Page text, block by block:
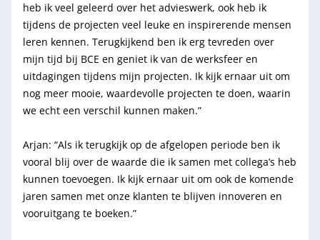
heb ik veel geleerd over het advieswerk, ook heb ik
tijdens de projecten veel leuke en inspirerende mensen
leren kennen. Terugkijkend ben ik erg tevreden over
mijn tijd bij BCE en geniet ik van de werksfeer en
uitdagingen tijdens mijn projecten. Ik kijk ernaar uit om
nog meer mooie, waardevolle projecten te doen, waarin
we echt een verschil kunnen maken.”
Arjan: “Als ik terugkijk op de afgelopen periode ben ik
vooral blij over de waarde die ik samen met collega’s heb
kunnen toevoegen. Ik kijk ernaar uit om ook de komende
jaren samen met onze klanten te blijven innoveren en
vooruitgang te boeken.”